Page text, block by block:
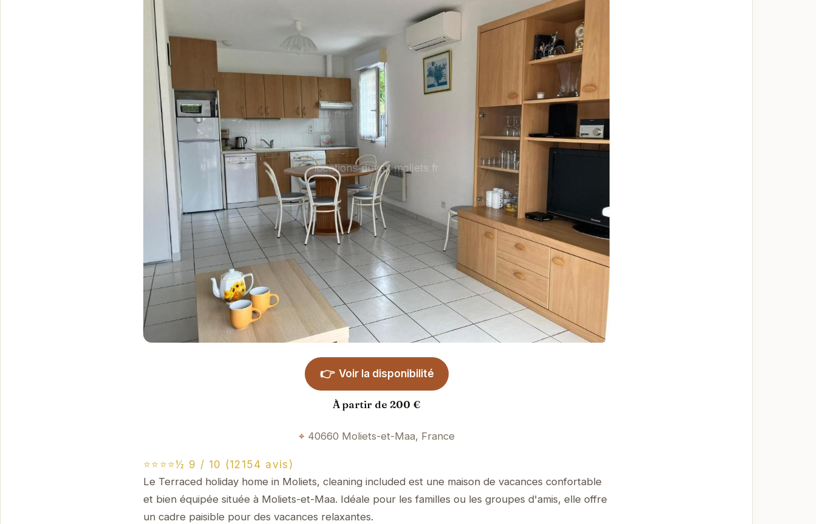
👉 Voir la disponibilité
À partir de 200 €
40660 Moliets-et-Maa, France
⭐⭐⭐⭐½ 9 / 10 (12154 avis)
Le Terraced holiday home in Moliets, cleaning included est une maison de vacances confortable
et bien équipée située à Moliets-et-Maa. Idéale pour les familles ou les groupes d'amis, elle offre
un cadre paisible pour des vacances relaxantes.